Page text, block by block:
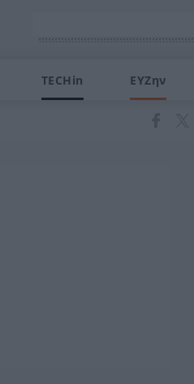
TECHin ΕΥΖην